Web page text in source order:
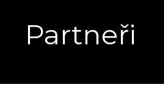
Partneři